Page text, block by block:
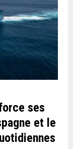
ses
et le